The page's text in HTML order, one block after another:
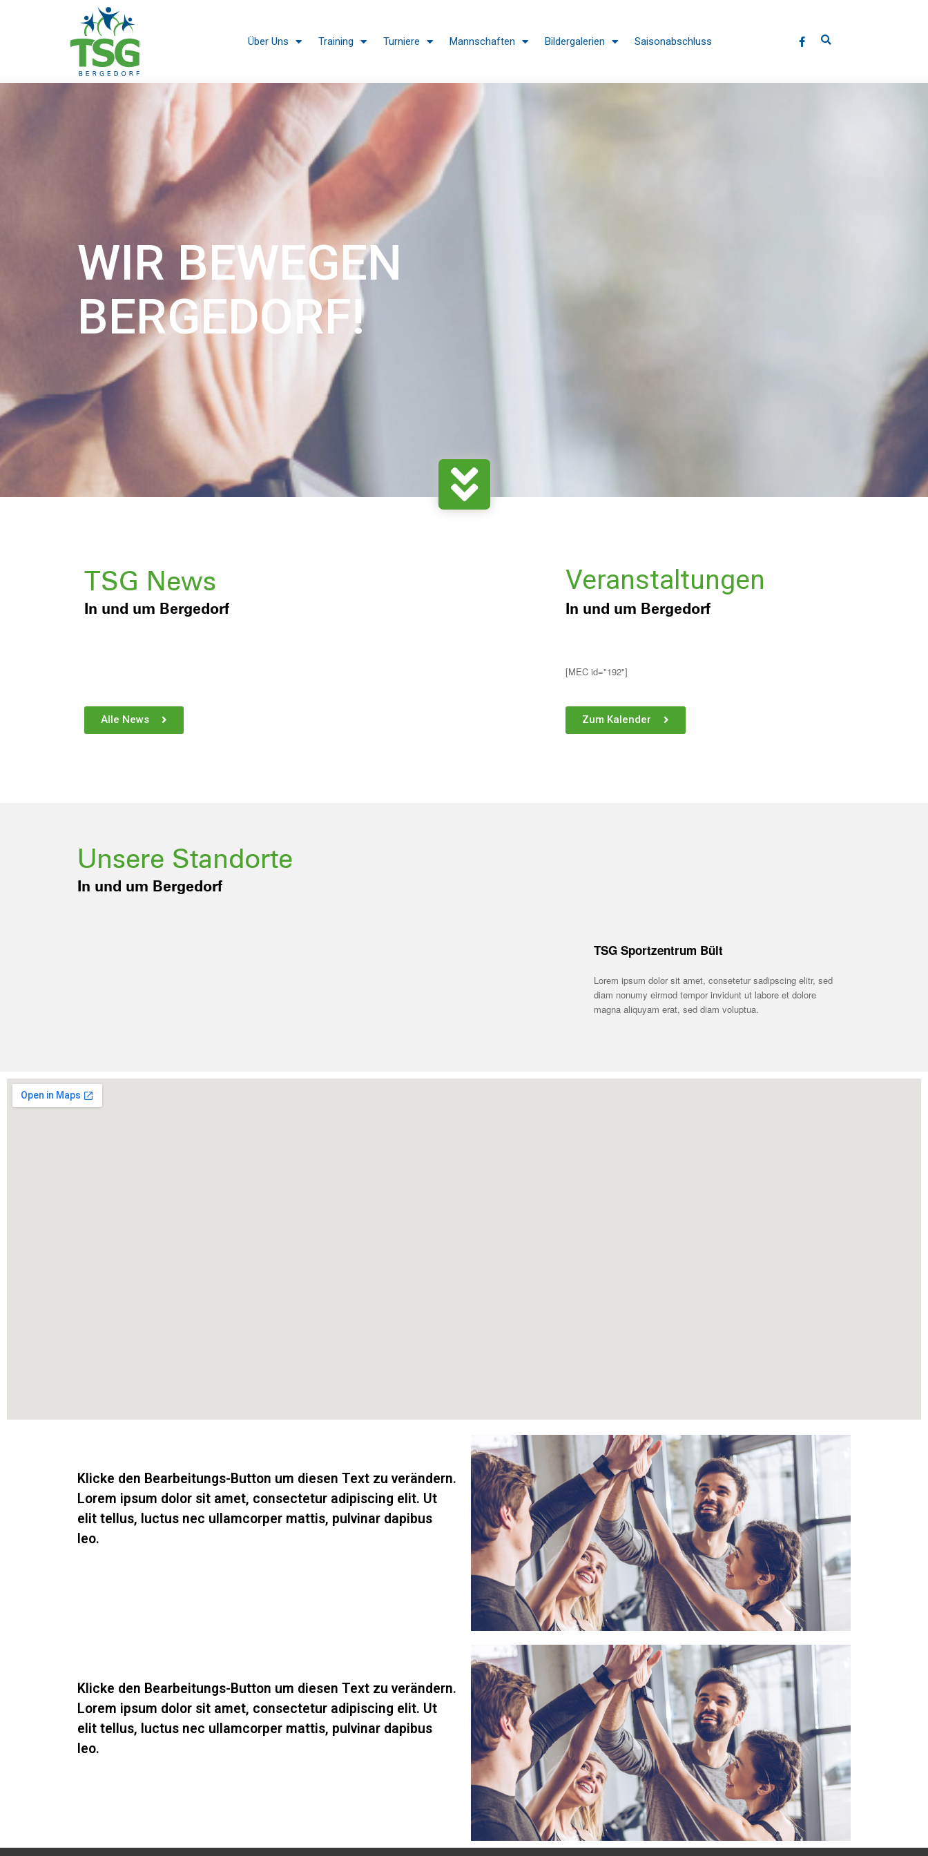
Über Uns Training Turniere Mannschaften Bildergalerien Saisonabschluss
WIR BEWEGEN
BERGEDORF!
TSG News
In und um Bergedorf
Veranstaltungen
In und um Bergedorf
[MEC id="192"]
Alle News Zum Kalender
Unsere Standorte
In und um Bergedorf
TSG Sportzentrum Bült
Lorem ipsum dolor sit amet, consetetur sadipscing elitr, sed
diam nonumy eirmod tempor invidunt ut labore et dolore
magna aliquyam erat, sed diam voluptua.
Klicke den Bearbeitungs-Button um diesen Text zu verändern.
Lorem ipsum dolor sit amet, consectetur adipiscing elit. Ut
elit tellus, luctus nec ullamcorper mattis, pulvinar dapibus
leo.
Klicke den Bearbeitungs-Button um diesen Text zu verändern.
Lorem ipsum dolor sit amet, consectetur adipiscing elit. Ut
elit tellus, luctus nec ullamcorper mattis, pulvinar dapibus
leo.